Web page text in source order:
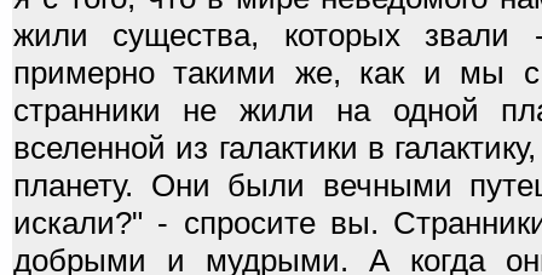
жили существа, которых
примерно такими же, как и мы
странники не жили на одной
вселенной из галактики в
планету. Они были вечными
искали?" - спросите вы.
добрыми и мудрыми. А когда